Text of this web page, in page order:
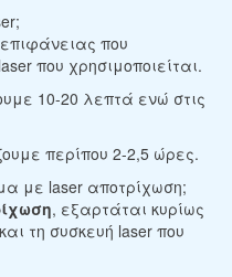
που
που χρησιμοποιείται.
10-20 λεπτά ενώ στις
περίπου 2-2,5 ώρες.
με laser αποτρίχωση;
, εξαρτάται κυρίως
τη συσκευή laser που